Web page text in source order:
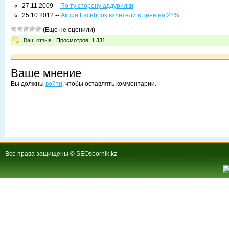
27.11.2009 -- По ту сторону аддурилки
25.10.2012 -- Акции Facebook взлетели в цене на 22%
(Еще не оценили)
Ваш отзыв | Просмотров: 1 331
Ваше мнение
Вы должны войти, чтобы оставлять комментарии.
Все права защищены © SEOsbornik.kz